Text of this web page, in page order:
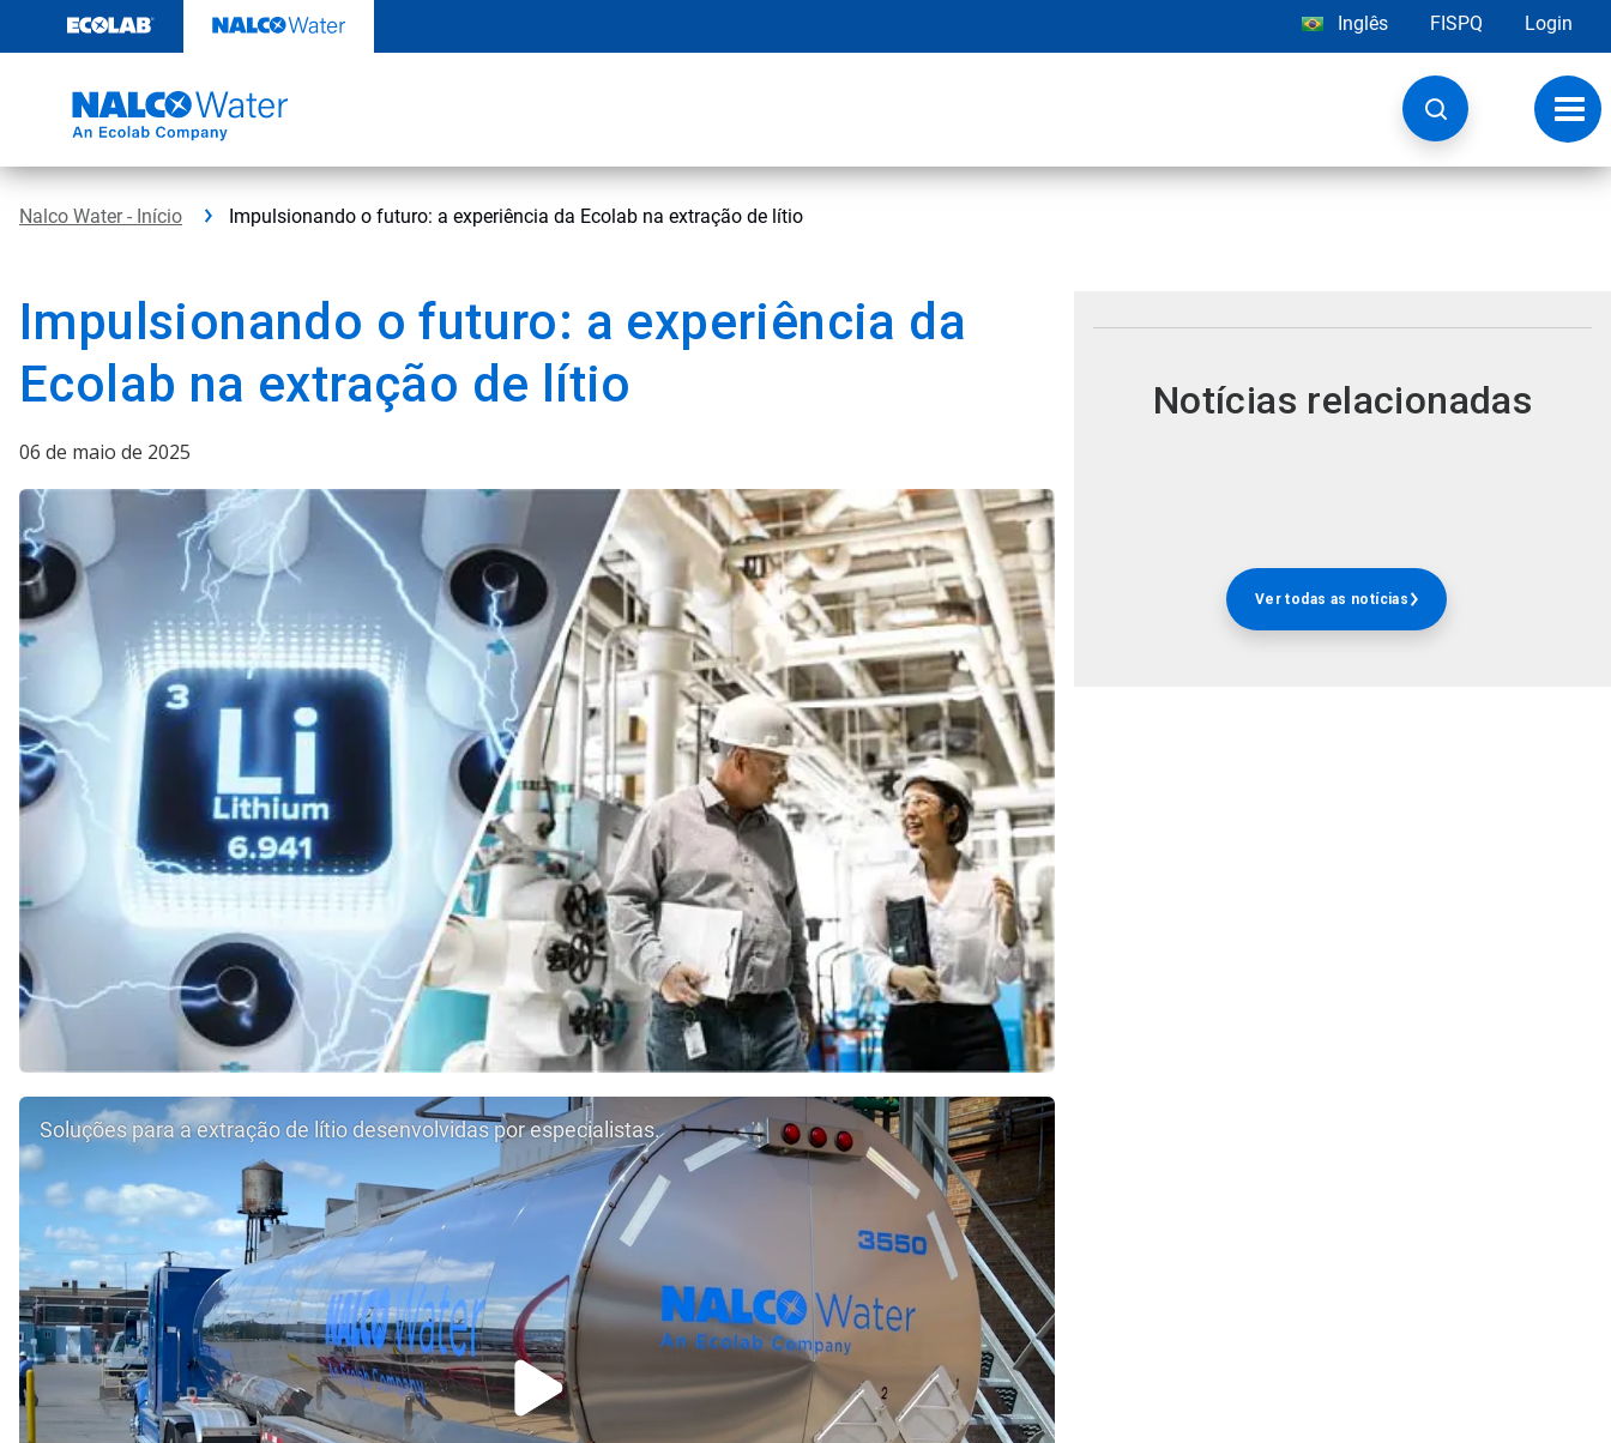
o
Inglês FISPQ Login
Nalco Water - Início Impulsionando o futuro: a experiência da Ecolab na extração de lítio
Impulsionando o futuro: a experiência da
Ecolab na extração de lítio
06 de maio de 2025
Soluções para a extração de lítio desenvolvidas por especialistas.
Notícias relacionadas
Ver todas as notícias